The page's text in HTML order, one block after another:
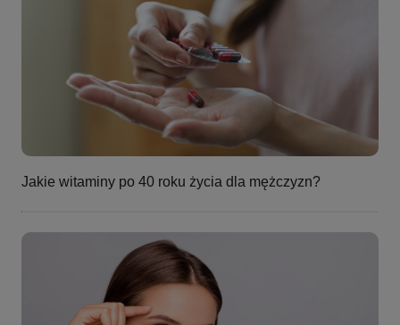
Jakie witaminy po 40 roku życia dla mężczyzn?